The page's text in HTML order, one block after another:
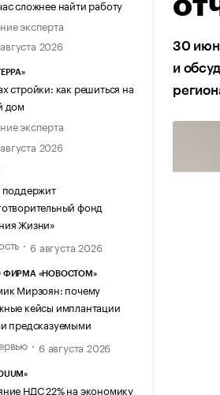
сложнее найти работу
эксперта
2026
стройки: как решиться на
дом
эксперта
2026
поддержит
фонд
Жизни»
6 августа 2026
ФИРМА «НОВОСТОМ»
Мирзоян: почему
кейсы имплантации
предсказуемыми
6 августа 2026
НДС 22% на экономику
30
и